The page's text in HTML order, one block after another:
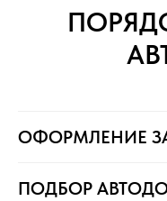
ОФОРМЛЕНИЕ
ПОДБОР